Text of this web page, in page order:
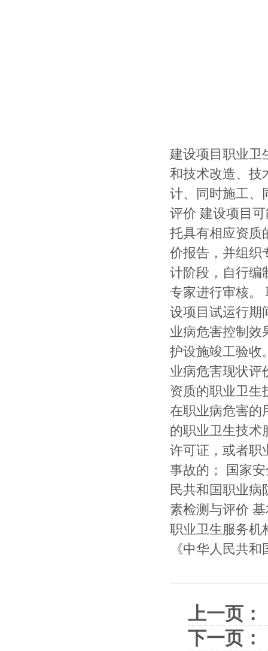
建设项目职业卫
和技术改造、技
计、同时施工、
评价 建设项目
托具有相应资质
价报告，并组织
计阶段，自行编
专家进行审核。
设项目试运行期
业病危害控制效
护设施竣工验收
业病危害现状评
资质的职业卫生
在职业病危害的
的职业卫生技术
许可证，或者职
事故的； 国家
民共和国职业
素检测与评价
职业卫生服务机
《中华人民共
上一页：
下一页：